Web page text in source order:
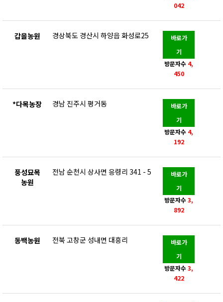
042
갑을농원 경상북도 경산시 하양읍 화성로25
바로가
기
방문자수 4,
450
*다목농장 경남 진주시 평거동
바로가
기
방문자수 4,
192
풍성묘목
농원
전남 순천시 상사면 응령리 341 - 5
바로가
기
방문자수3,
892
동백농원 전북 고창군 성내면 대흥리
바로가
기
방문자수3,
422